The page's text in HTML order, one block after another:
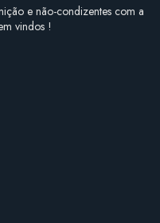
e não-condizentes com a
vindos !